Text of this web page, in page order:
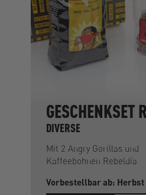
GESCHENKSET
DIVERSE
Mit 2 Angry Gorillas und
Kaffeebohnen Rebeldía
Vorbestellbar ab: Herbst